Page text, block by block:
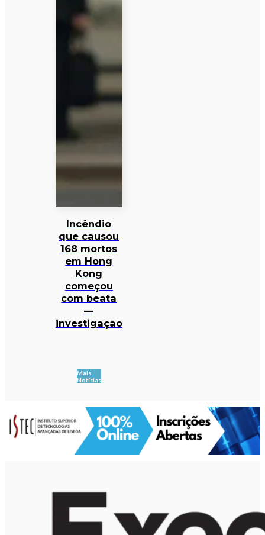
Incêndio
que causou
168 mortos
em Hong
Kong
começou
com beata
—
investigação
Mais
Notícias